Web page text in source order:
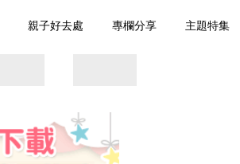
親子好去處 專欄分享 主題特集